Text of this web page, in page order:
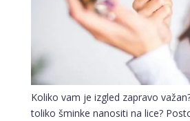
Koliko vam je izgled zapravo
toliko šminke nanositi na lice?